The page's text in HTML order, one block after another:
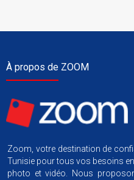
À propos de ZOOM
Zoom, votre destination de
Tunisie pour tous vos besoins
photo et vidéo. Nous